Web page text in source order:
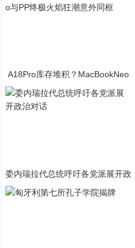
A18Pro库存堆积？MacBookNeo
与PP终极火焰狂潮意外同框
委内瑞拉代总统呼吁各党派展开政